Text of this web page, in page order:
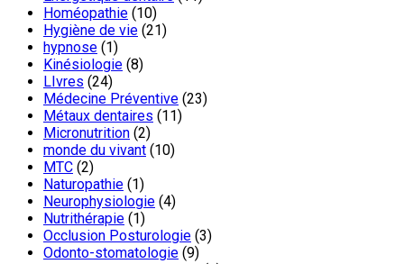
Homéopathie (10)
Hygiène de vie (21)
hypnose (1)
Kinésiologie (8)
LIvres (24)
Médecine Préventive (23)
Métaux dentaires (11)
Micronutrition (2)
monde du vivant (10)
MTC (2)
Naturopathie (1)
Neurophysiologie (4)
Nutrithérapie (1)
Occlusion Posturologie (3)
Odonto-stomatologie (9)